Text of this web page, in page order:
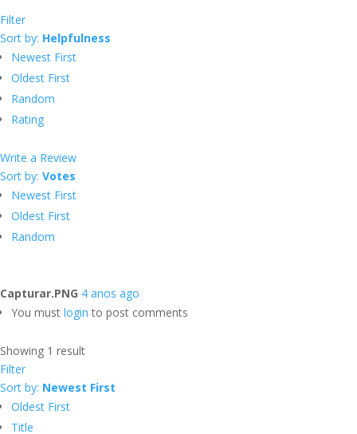
Filter
Sort by: Helpfulness
Newest First
Oldest First
Random
Rating
Write a Review
Sort by: Votes
Newest First
Oldest First
Random
Capturar.PNG 4 anos ago
You must login to post comments
Showing 1 result
Filter
Sort by: Newest First
Oldest First
Title